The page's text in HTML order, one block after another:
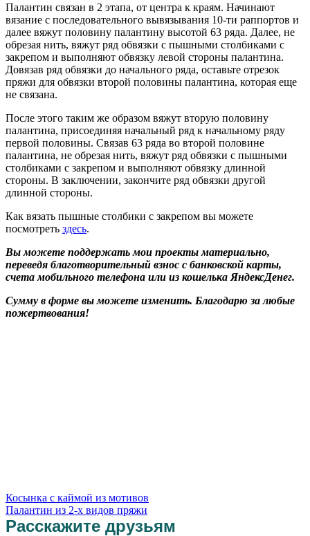
Палантин связан в 2 этапа, от центра к краям. Начинают
вязание с последовательного вывязывания 10-ти раппортов и
далее вяжут половину палантину высотой 63 ряда. Далее, не
обрезая нить, вяжут ряд обвязки с пышными столбиками с
закрепом и выполняют обвязку левой стороны палантина.
Довязав ряд обвязки до начального ряда, оставьте отрезок
пряжи для обвязки второй половины палантина, которая еще
не связана.
После этого таким же образом вяжут вторую половину
палантина, присоединяя начальный ряд к начальному ряду
первой половины. Связав 63 ряда во второй половине
палантина, не обрезая нить, вяжут ряд обвязки с пышными
столбиками с закрепом и выполняют обвязку длинной
стороны. В заключении, закончите ряд обвязки другой
длинной стороны.
Как вязать пышные столбики с закрепом вы можете
посмотреть здесь.
Вы можете поддержать мои проекты материально,
переведя благотворительный взнос с банковской карты,
счета мобильного телефона или из кошелька ЯндексДенег.
Сумму в форме вы можете изменить. Благодарю за любые
пожертвования!
Косынка с каймой из мотивов
Палантин из 2-х видов пряжи
Расскажите друзьям